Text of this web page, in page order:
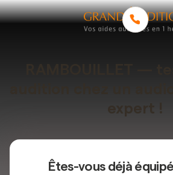
expert !
Êtes-vous déjà